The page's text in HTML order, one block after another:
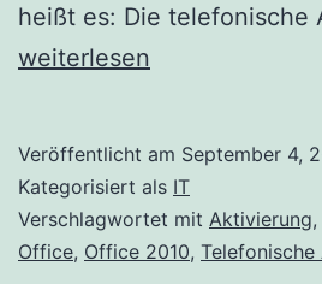
heißt es: Die telefonische
weiterlesen
Veröffentlicht am September 4,
Kategorisiert als IT
Verschlagwortet mit Aktivierung,
Office, Office 2010,